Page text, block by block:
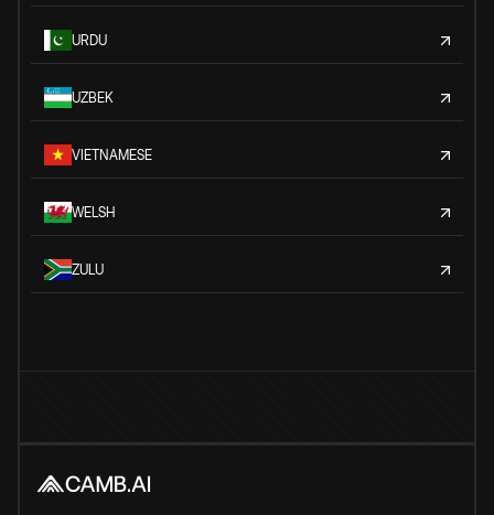
URDU
UZBEK
VIETNAMESE
WELSH
ZULU